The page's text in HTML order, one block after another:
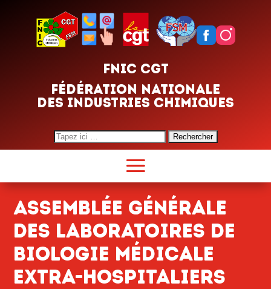
FNIC CGT
FÉDÉRATION NATIONALE
DES INDUSTRIES CHIMIQUES
Search
for:
Assemblée générale
des laboratoires de
biologie médicale
extra-hospitaliers